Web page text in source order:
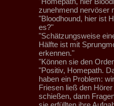
zunehmend nervöser
"Bloodhound, hier ist
es?"
"Schätzungsweise
Hälfte ist mit
erkennen."
"Können sie den
"Positiv, Homepath.
haben ein Problem:
Friesen ließ den
schießen, dann